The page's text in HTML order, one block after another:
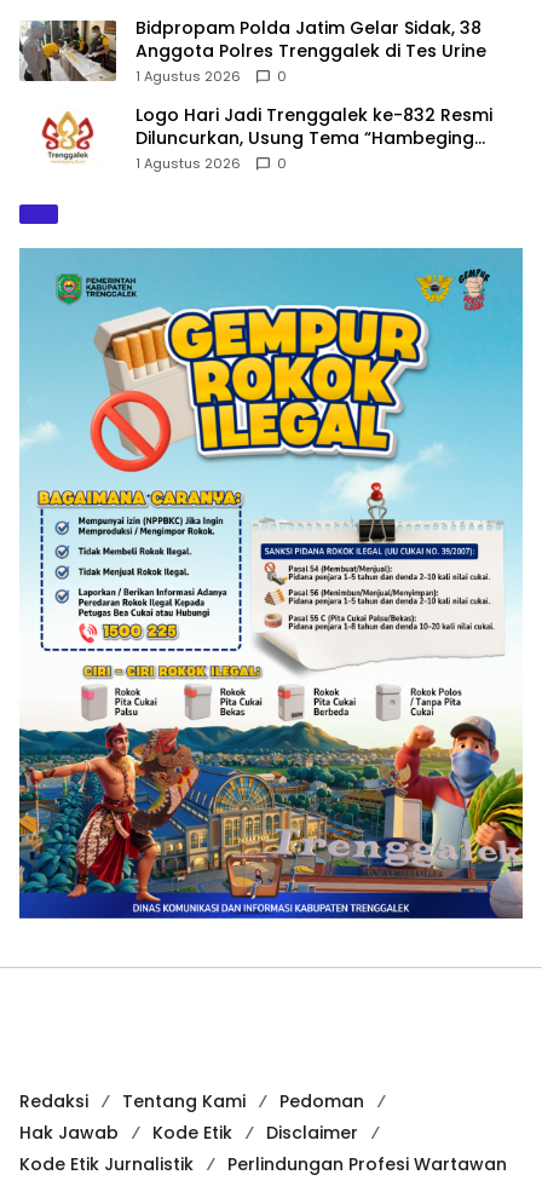
Bidpropam Polda Jatim Gelar Sidak, 38
Anggota Polres Trenggalek di Tes Urine
1 Agustus 2026 0
Logo Hari Jadi Trenggalek ke-832 Resmi
Diluncurkan, Usung Tema “Hambeging
Bumi” Gaungkan Harmoni dengan Alam
1 Agustus 2026 0
Redaksi Tentang Kami
Pedoman
Hak Jawab
Kode Etik
Disclaimer
Kode Etik Jurnalistik
Perlindungan Profesi Wartawan